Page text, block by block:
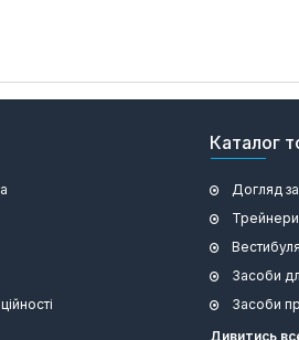
Каталог
Догляд
Трейнери
Засоби
Засоби
Дивитись